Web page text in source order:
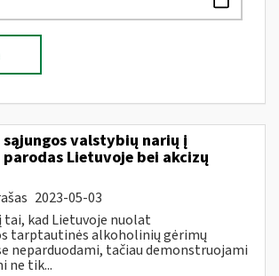
valstybių narių į
Lietuvoje bei akcizų
2023-05-03
kad Lietuvoje nuolat
tarptautinės alkoholinių gėrimų
neparduodami, tačiau demonstruojami
ne tik...